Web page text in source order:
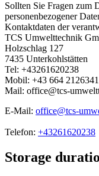
Sollten Sie Fragen zum
personenbezogener
Kontaktdaten der
TCS Umwelttechnik
Holzschlag 127
7435 Unterkohlstätten
Tel: +43261620238
Mobil: +43 664 2126341
Mail: office@tcs-
E-Mail: office@tcs-
Telefon: +43261620238
Storage